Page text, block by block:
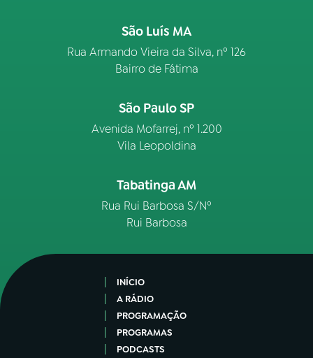
São Luís MA
Rua Armando Vieira da Silva, nº 126
Bairro de Fátima
São Paulo SP
Avenida Mofarrej, nº 1.200
Vila Leopoldina
Tabatinga AM
Rua Rui Barbosa S/Nº
Rui Barbosa
INÍCIO
A RÁDIO
PROGRAMAÇÃO
PROGRAMAS
PODCASTS